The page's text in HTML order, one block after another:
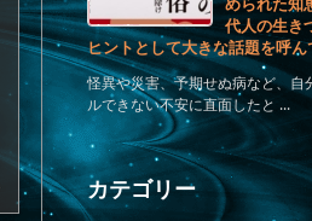
代人の生き
ヒントとして大きな話題を呼ん
怪異や災害、予期せぬ病など、自
ルできない不安に直面したと ...
カテゴリー